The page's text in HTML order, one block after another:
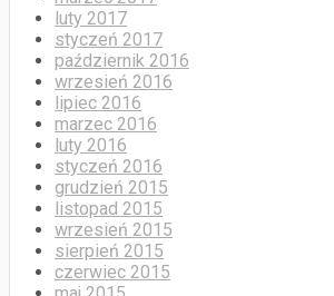
luty 2017
styczeń 2017
październik 2016
wrzesień 2016
lipiec 2016
marzec 2016
luty 2016
styczeń 2016
grudzień 2015
listopad 2015
wrzesień 2015
sierpień 2015
czerwiec 2015